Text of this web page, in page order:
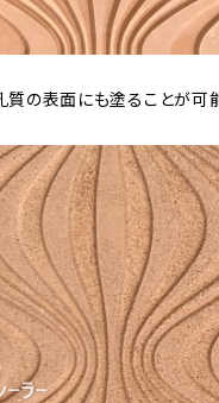
の表面にも塗ることが可能